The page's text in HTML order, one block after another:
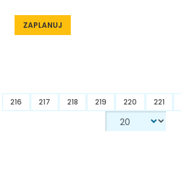
ZAPLANUJ
216 217 218 219 220 221